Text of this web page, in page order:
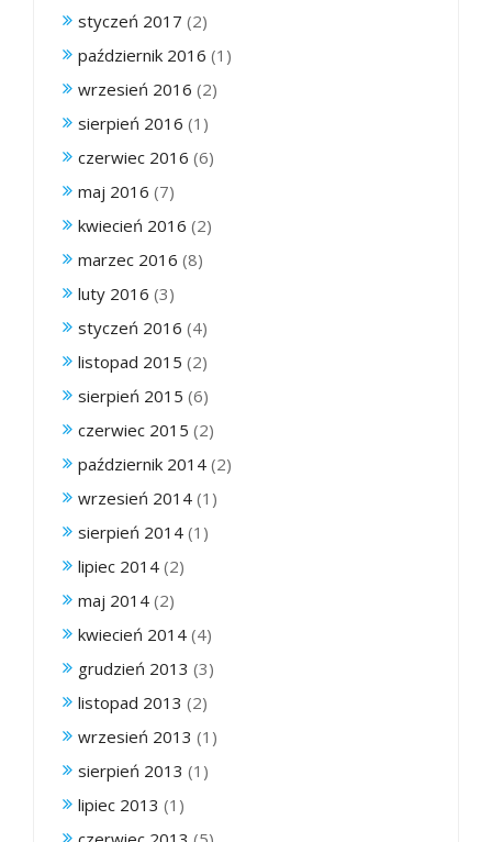
styczeń 2017 (2)
październik 2016 (1)
wrzesień 2016 (2)
sierpień 2016 (1)
czerwiec 2016 (6)
maj 2016 (7)
kwiecień 2016 (2)
marzec 2016 (8)
luty 2016 (3)
styczeń 2016 (4)
listopad 2015 (2)
sierpień 2015 (6)
czerwiec 2015 (2)
październik 2014 (2)
wrzesień 2014 (1)
sierpień 2014 (1)
lipiec 2014 (2)
maj 2014 (2)
kwiecień 2014 (4)
grudzień 2013 (3)
listopad 2013 (2)
wrzesień 2013 (1)
sierpień 2013 (1)
lipiec 2013 (1)